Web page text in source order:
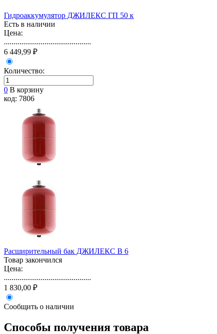
Гидроаккумулятор ДЖИЛЕКС ГП 50 к
Есть в наличии
Цена:
.............................................
6 449,99 ₽
Количество:
0 В корзину
код: 7806
Расширительный бак ДЖИЛЕКС В 6
Товар закончился
Цена:
.............................................
1 830,00 ₽
Сообщить о наличии
Способы получения товара